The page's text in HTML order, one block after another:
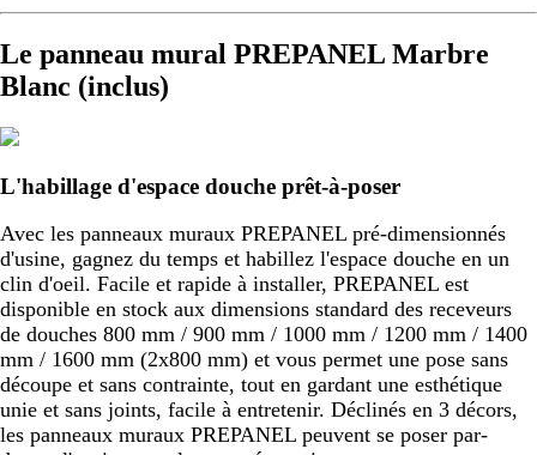
Le panneau mural PREPANEL Marbre
Blanc (inclus)
L'habillage d'espace douche prêt-à-poser
Avec les panneaux muraux PREPANEL pré-dimensionnés
d'usine, gagnez du temps et habillez l'espace douche en un
clin d'oeil. Facile et rapide à installer, PREPANEL est
disponible en stock aux dimensions standard des receveurs
de douches 800 mm / 900 mm / 1000 mm / 1200 mm / 1400
mm / 1600 mm (2x800 mm) et vous permet une pose sans
découpe et sans contrainte, tout en gardant une esthétique
unie et sans joints, facile à entretenir. Déclinés en 3 décors,
les panneaux muraux PREPANEL peuvent se poser par-